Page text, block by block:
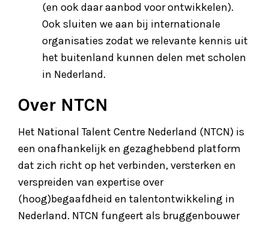
(en ook daar aanbod voor ontwikkelen).
Ook sluiten we aan bij internationale
organisaties zodat we relevante kennis uit
het buitenland kunnen delen met scholen
in Nederland.
Over NTCN
Het National Talent Centre Nederland (NTCN) is
een onafhankelijk en gezaghebbend platform
dat zich richt op het verbinden, versterken en
verspreiden van expertise over
(hoog)begaafdheid en talentontwikkeling in
Nederland. NTCN fungeert als bruggenbouwer